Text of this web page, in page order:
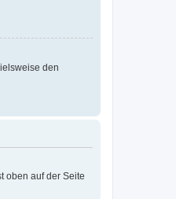
den
oben auf der Seite